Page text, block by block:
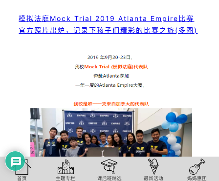
首页 主题专栏 课后班精选 最新活动 妈妈惠团
模拟法庭Mock Trial 2019 Atlanta Empire比赛
官方照片出炉，记录下孩子们精彩的比赛之旅(多图)